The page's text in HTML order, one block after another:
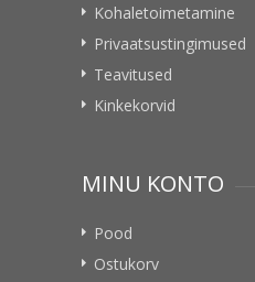
Kohaletoimetamine
Privaatsustingimused
Teavitused
Kinkekorvid
MINU KONTO
Pood
Ostukorv